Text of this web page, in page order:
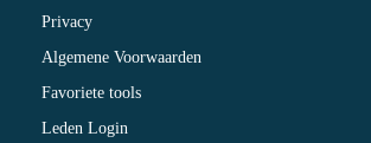
Privacy
Algemene Voorwaarden
Favoriete tools
Leden Login